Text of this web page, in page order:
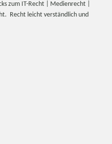
zum IT-Recht | Medienrecht |
Recht leicht verständlich und